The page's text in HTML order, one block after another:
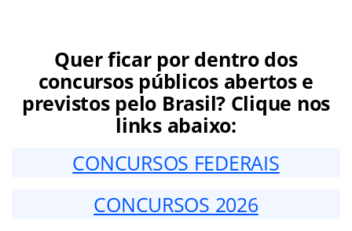
Quer ficar por dentro dos
concursos públicos abertos e
previstos pelo Brasil? Clique nos
links abaixo:
CONCURSOS FEDERAIS
CONCURSOS 2026